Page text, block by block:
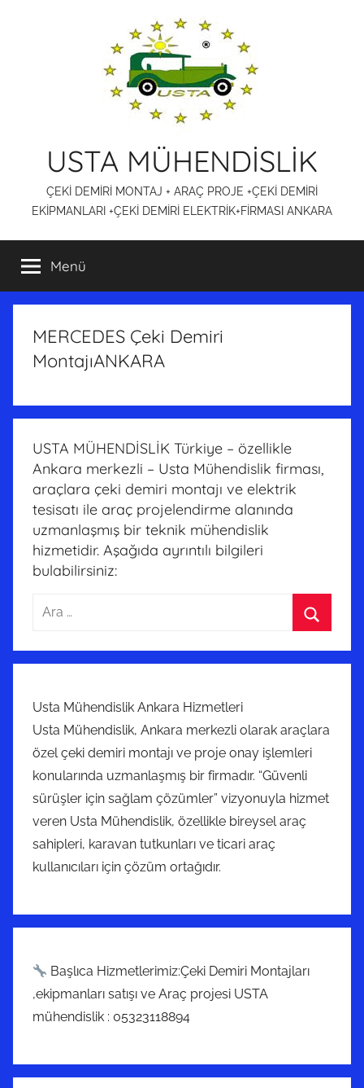
USTA MÜHENDİSLİK
ÇEKİ DEMİRİ MONTAJ + ARAÇ PROJE +ÇEKİ DEMİRİ
EKİPMANLARI +ÇEKİ DEMİRİ ELEKTRİK+FİRMASI ANKARA
Menü
MERCEDES Çeki Demiri
MontajıANKARA
USTA MÜHENDİSLİK Türkiye – özellikle
Ankara merkezli – Usta Mühendislik firması,
araçlara çeki demiri montajı ve elektrik
tesisatı ile araç projelendirme alanında
uzmanlaşmış bir teknik mühendislik
hizmetidir. Aşağıda ayrıntılı bilgileri
bulabilirsiniz:
Arama:
Usta Mühendislik Ankara Hizmetleri
Usta Mühendislik, Ankara merkezli olarak araçlara
özel çeki demiri montajı ve proje onay işlemleri
konularında uzmanlaşmış bir firmadır. “Güvenli
sürüşler için sağlam çözümler” vizyonuyla hizmet
veren Usta Mühendislik, özellikle bireysel araç
sahipleri, karavan tutkunları ve ticari araç
kullanıcıları için çözüm ortağıdır.
Başlıca Hizmetlerimiz:Çeki Demiri Montajları
,ekipmanları satışı ve Araç projesi USTA
mühendislik : 05323118894